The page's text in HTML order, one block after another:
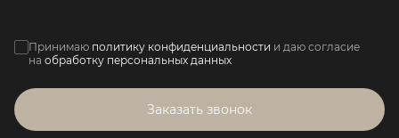
Принимаю политику конфиденциальности и даю согласие
на обработку персональных данных
Заказать звонок